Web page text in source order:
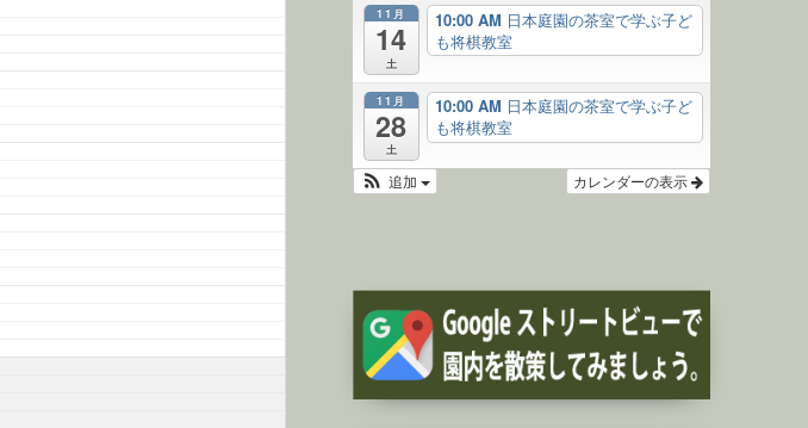
11月
14
土
10:00 AM 日本庭園の茶室で学ぶ子ど
も将棋教室
11月
28
土
10:00 AM 日本庭園の茶室で学ぶ子ど
も将棋教室
カレンダーの表示
追加